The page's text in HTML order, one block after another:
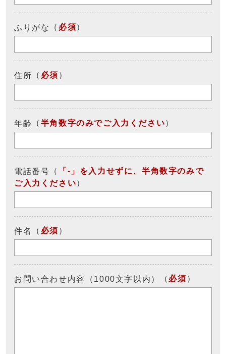
ふりがな （ 必須）
住所 （ 必須 ）
年齢 （ 半角数字のみでご入力ください）
電話番号 （
「-」を入力せずに、半角数字のみで
ご入力ください）
件名 （ 必須 ）
お問い合わせ内容（1000文字以内） （ 必須 ）